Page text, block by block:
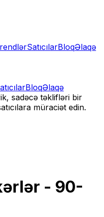
SatıcılarBloqƏlaqə
BloqƏlaqə
sadəcə təklifləri bir
müraciət edin.
- 90-